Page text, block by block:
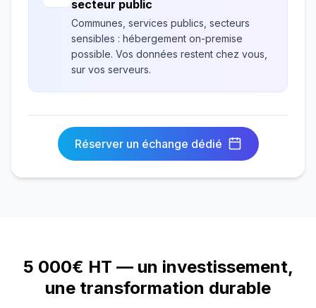
secteur public
Communes, services publics, secteurs
sensibles : hébergement on-premise
possible. Vos données restent chez vous,
sur vos serveurs.
Réserver un échange dédié
5 000€ HT — un investissement,
une transformation durable